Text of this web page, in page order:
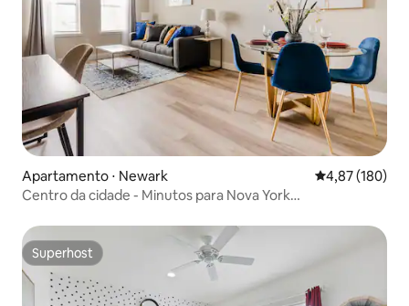
Apartamento ⋅ Newark 4,87 de uma
4,87 (180)
Centro da cidade - Minutos para Nova York
Superhost
Superhost